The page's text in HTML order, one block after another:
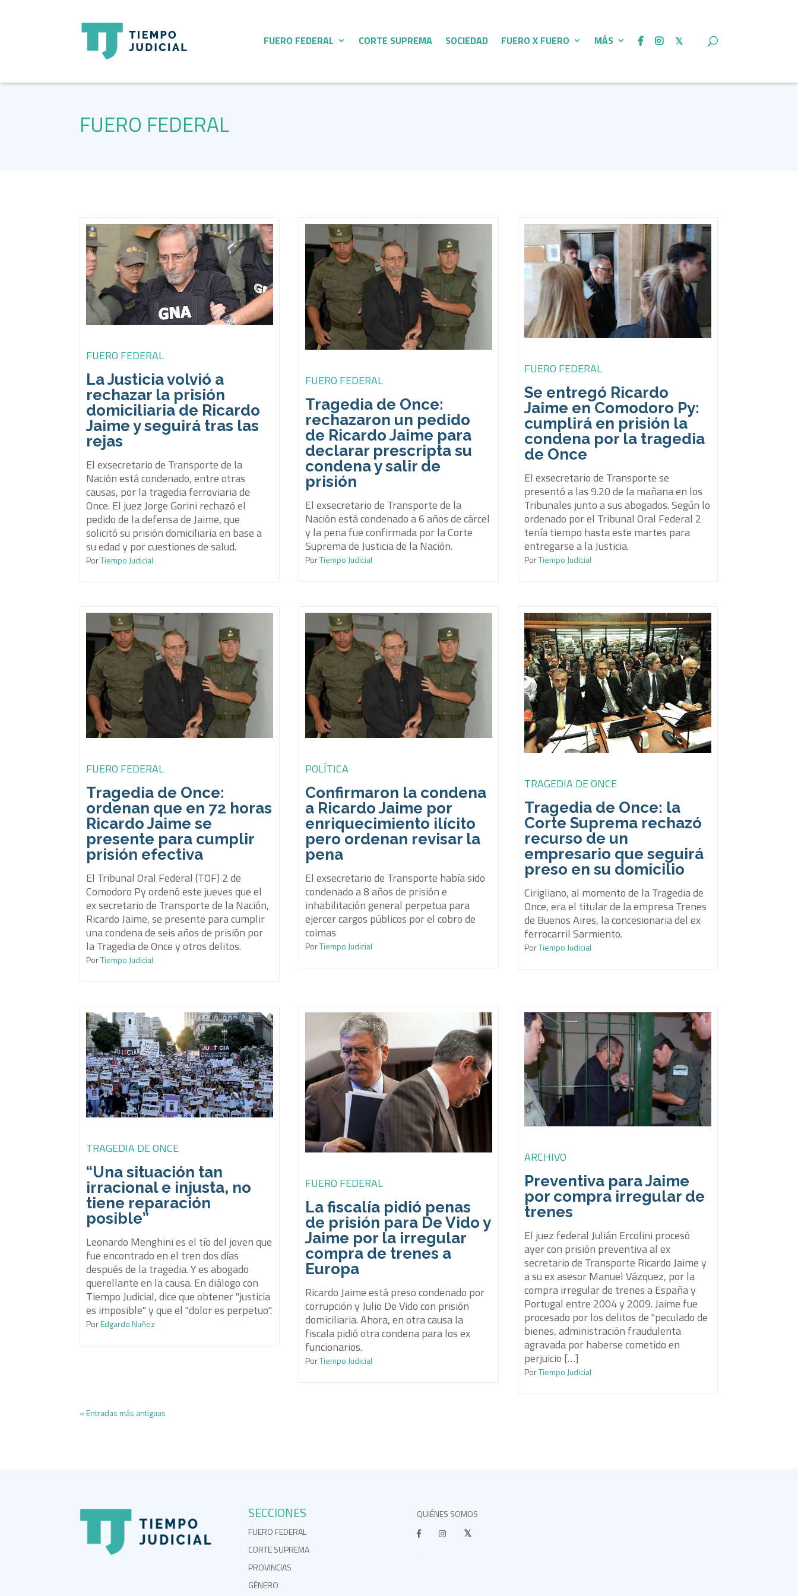
FUERO FEDERAL CORTE SUPREMA SOCIEDAD FUERO X FUERO MÁS
FUERO FEDERAL
FUERO FEDERAL
La Justicia volvió a
rechazar la prisión
domiciliaria de Ricardo
Jaime y seguirá tras las
rejas
El exsecretario de Transporte de la
Nación está condenado, entre otras
causas, por la tragedia ferroviaria de
Once. El juez Jorge Gorini rechazó el
pedido de la defensa de Jaime, que
solicitó su prisión domiciliaria en base a
su edad y por cuestiones de salud.
PorTiempo Judicial
FUERO FEDERAL
Tragedia de Once:
rechazaron un pedido
de Ricardo Jaime para
declarar prescripta su
condena y salir de
prisión
El exsecretario de Transporte de la
Nación está condenado a 6 años de cárcel
y la pena fue confirmada por la Corte
Suprema de Justicia de la Nación.
PorTiempo Judicial
FUERO FEDERAL
Se entregó Ricardo
Jaime en Comodoro Py:
cumplirá en prisión la
condena por la tragedia
de Once
El exsecretario de Transporte se
presentó a las 9.20 de la mañana en los
Tribunales junto a sus abogados. Según lo
ordenado por el Tribunal Oral Federal 2
tenía tiempo hasta este martes para
entregarse a la Justicia.
PorTiempo Judicial
FUERO FEDERAL
Tragedia de Once:
ordenan que en 72 horas
Ricardo Jaime se
presente para cumplir
prisión efectiva
El Tribunal Oral Federal (TOF) 2 de
Comodoro Py ordenó este jueves que el
ex secretario de Transporte de la Nación,
Ricardo Jaime, se presente para cumplir
una condena de seis años de prisión por
la Tragedia de Once y otros delitos.
PorTiempo Judicial
POLÍTICA
Confirmaron la condena
a Ricardo Jaime por
enriquecimiento ilícito
pero ordenan revisar la
pena
El exsecretario de Transporte había sido
condenado a 8 años de prisión e
inhabilitación general perpetua para
ejercer cargos públicos por el cobro de
coimas
PorTiempo Judicial
TRAGEDIA DE ONCE
Tragedia de Once: la
Corte Suprema rechazó
recurso de un
empresario que seguirá
preso en su domicilio
Cirigliano, al momento de la Tragedia de
Once, era el titular de la empresa Trenes
de Buenos Aires, la concesionaria del ex
ferrocarril Sarmiento.
PorTiempo Judicial
TRAGEDIA DE ONCE
“Una situación tan
irracional e injusta, no
tiene reparación
posible”
Leonardo Menghini es el tío del joven que
fue encontrado en el tren dos días
después de la tragedia. Y es abogado
querellante en la causa. En diálogo con
Tiempo Judicial, dice que obtener "justicia
es imposible" y que el "dolor es perpetuo".
PorEdgardo Nuñez
FUERO FEDERAL
La fiscalía pidió penas
de prisión para De Vido y
Jaime por la irregular
compra de trenes a
Europa
Ricardo Jaime está preso condenado por
corrupción y Julio De Vido con prisión
domiciliaria. Ahora, en otra causa la
fiscala pidió otra condena para los ex
funcionarios.
PorTiempo Judicial
ARCHIVO
Preventiva para Jaime
por compra irregular de
trenes
El juez federal Julián Ercolini procesó
ayer con prisión preventiva al ex
secretario de Transporte Ricardo Jaime y
a su ex asesor Manuel Vázquez, por la
compra irregular de trenes a España y
Portugal entre 2004 y 2009. Jaime fue
procesado por los delitos de "peculado de
bienes, administración fraudulenta
agravada por haberse cometido en
perjuicio […]
PorTiempo Judicial
« Entradas más antiguas
SECCIONES
FUERO FEDERAL
CORTE SUPREMA
PROVINCIAS
GÉNERO
QUIÉNES SOMOS